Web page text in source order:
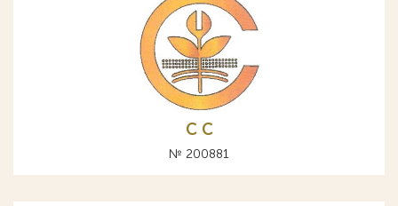
С C
№ 200881